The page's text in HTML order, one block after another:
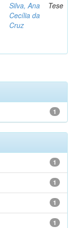
Silva, Ana
Cecília da
Cruz
Tese
1
1
1
1
1